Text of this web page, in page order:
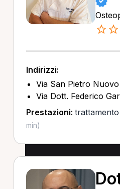
Indirizzi:
Via San Pietro
Via Dott. Federico
Prestazioni:
min)